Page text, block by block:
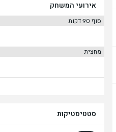
אירועי המשחק
סוף 90 דקות
מחצית
סטטיסטיקות